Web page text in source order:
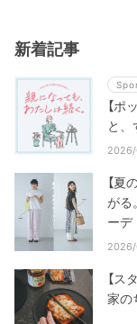
新着記事
【ポ
と、
【夏
がる
ーデ
【ス
家の